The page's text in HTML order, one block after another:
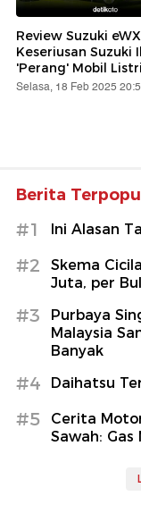
Review Suzuki
Keseriusan Suzuki
'Perang' Mobil
Selasa, 18 Feb 2025
Berita
#1 Ini Alasan
#2
Skema
Juta, per
#3
Purbaya
Malaysia
Banyak
#4 Daihatsu
#5
Cerita
Sawah: Gas